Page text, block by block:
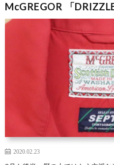
McGREGOR 「
2020.02.23